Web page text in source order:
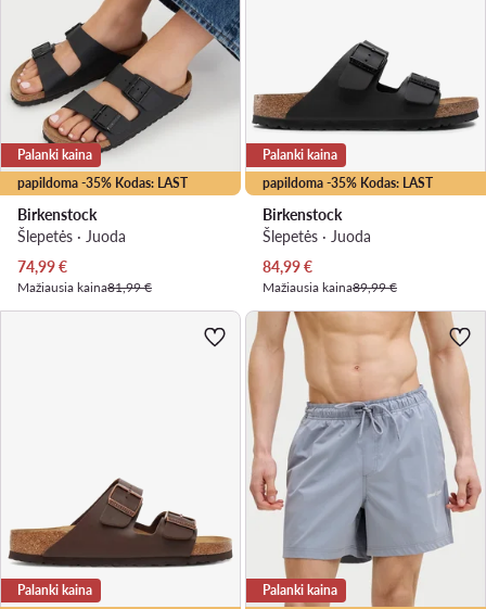
papildoma -35% Kodas: LAST
Palanki kaina
Birkenstock
Šlepetės · Juoda
Dabartinė kaina
74,99€
Mažiausia kaina81,99 €
papildoma -35% Kodas: LAST
Palanki kaina
Birkenstock
Šlepetės · Juoda
Dabartinė kaina
84,99€
Mažiausia kaina89,99 €
Palanki kaina Palanki kaina